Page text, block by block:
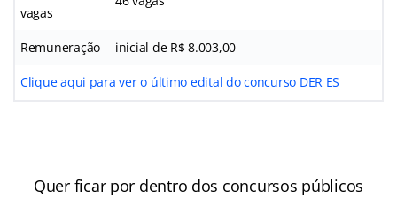
vagas
Remuneração inicial de R$ 8.003,00
Clique aqui para ver o último edital do concurso DER ES
Quer ficar por dentro dos concursos públicos